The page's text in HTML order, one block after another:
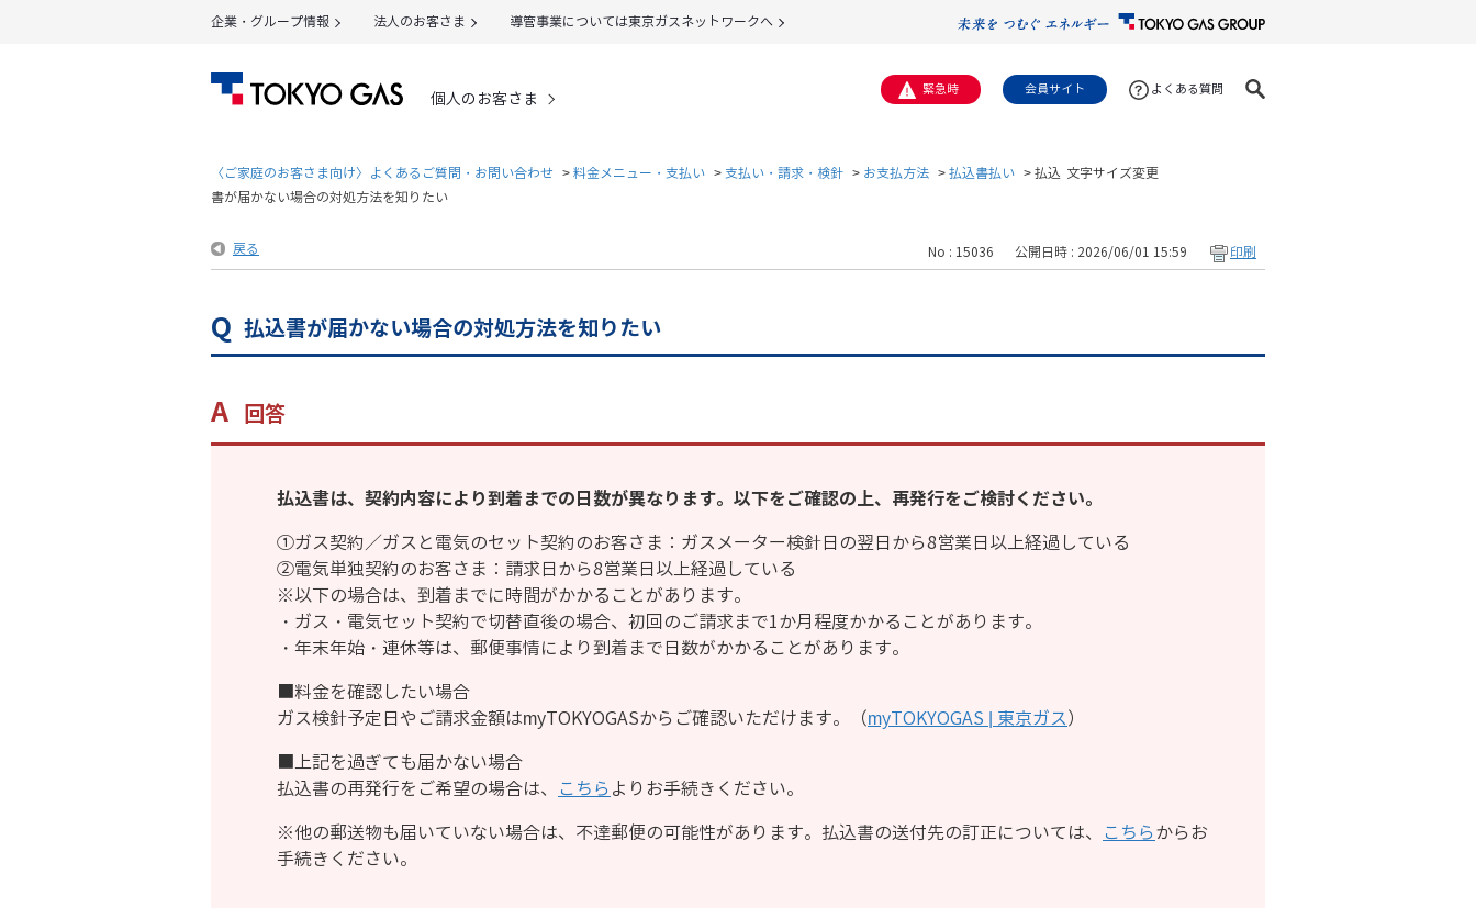
企業・グループ情報 法人のお客さま 導管事業については東京ガスネットワークへ
個人のお客さま 緊急時 会員サイト よくある質問
文字サイズ変更
〈ご家庭のお客さま向け〉よくあるご質問・お問い合わせ >料金メニュー・支払い > 支払い・請求・検針 > お支払方法 >払込書払い >払込
書が届かない場合の対処方法を知りたい
戻る No : 15036 公開日時 : 2026/06/01 15:59 印刷
払込書が届かない場合の対処方法を知りたい
回答
払込書は、契約内容により到着までの日数が異なります。以下をご確認の上、再発行をご検討ください。
①ガス契約／ガスと電気のセット契約のお客さま：ガスメーター検針日の翌日から8営業日以上経過している
②電気単独契約のお客さま：請求日から8営業日以上経過している
※以下の場合は、到着までに時間がかかることがあります。
・ガス・電気セット契約で切替直後の場合、初回のご請求まで1か月程度かかることがあります。
・年末年始・連休等は、郵便事情により到着まで日数がかかることがあります。
■料金を確認したい場合
ガス検針予定日やご請求金額はmyTOKYOGASからご確認いただけます。（myTOKYOGAS | 東京ガス）
■上記を過ぎても届かない場合
払込書の再発行をご希望の場合は、
こちらよりお手続きください。
※他の郵送物も届いていない場合は、不達郵便の可能性があります。払込書の送付先の訂正については、
こちらからお
手続きください。